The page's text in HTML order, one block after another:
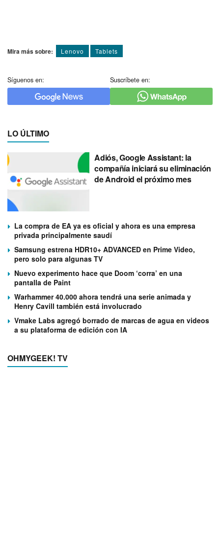
Mira más sobre: Lenovo Tablets
Síguenos en: Suscríbete en:
LO ÚLTIMO
Adiós, Google Assistant: la
compañía iniciará su eliminación
de Android el próximo mes
La compra de EA ya es oficial y ahora es una empresa
privada principalmente saudí
Samsung estrena HDR10+ ADVANCED en Prime Video,
pero solo para algunas TV
Nuevo experimento hace que Doom ‘corra’ en una
pantalla de Paint
Warhammer 40.000 ahora tendrá una serie animada y
Henry Cavill también está involucrado
Vmake Labs agregó borrado de marcas de agua en videos
a su plataforma de edición con IA
OHMYGEEK! TV